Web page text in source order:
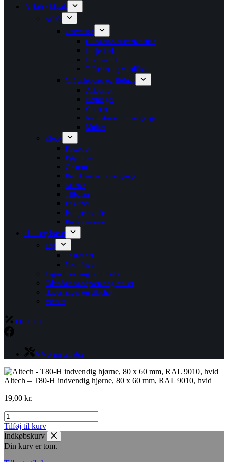
Afløb / kloak
Afløb
Gulvafløb
Gulvafløb firkantet/rund
Linjeafløb
Hjørneafløb
Tilbehør og vandlåse
Grå afløbsrør og fittings
Afløbsrør
Bøjninger
Grenrør
Reduktioner / overgange
Muffer
Kloak
Kloakrør
Bøjninger
Grenrør
Reduktioner / overgange
Muffer
Tilbehør
Faskiner
Pumpebrønde
Rottespærrere
Hus og have
Tag
Tagrender
Nedløbsrør
Taginddækning og tilbehør
Udendørs vandposter og bruser
Haveslanger og tilbehør
Værktøj
TILBUD
VVS installatør
Altech – T80-H indvendig hjørne, 80 x 60 mm, RAL 9010, hvid
19,00 kr.
Altech
-
T80-
H
indvendig
Tilføj til kurv
Indkøbskurv
Din kurv er tom.